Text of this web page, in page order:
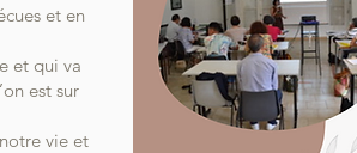
et en
et qui va
est sur
vie et